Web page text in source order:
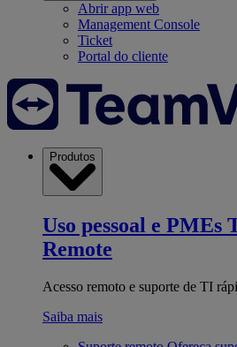
Abrir app web
Management Console
Ticket
Portal do cliente
Produtos
Uso pessoal e PMEs
Remote
Acesso remoto e suporte de TI
Saiba mais